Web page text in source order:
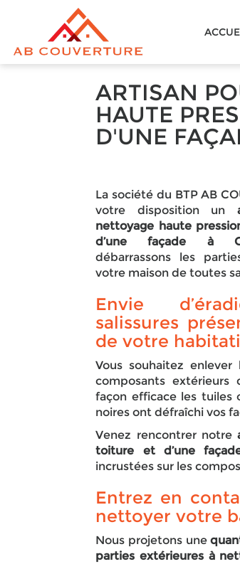
COUVERTURE
ARTISAN
HAUTE
D'UNE
La société du BTP AB
votre disposition un
nettoyage haute
d’une façade à
débarrassons les
votre maison de toutes
Envie
salissures
de votre
Vous souhaitez
composants extérieurs
façon efficace les tuiles
noires ont défraîchi vos
Venez rencontrer notre
toiture et d’une
incrustées sur les
Entrez en
nettoyer votre
Nous projetons une
parties extérieures à